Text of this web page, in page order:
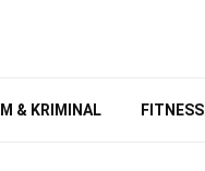
& KRIMINAL FITNESS